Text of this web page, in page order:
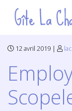
12 avril 2019 |